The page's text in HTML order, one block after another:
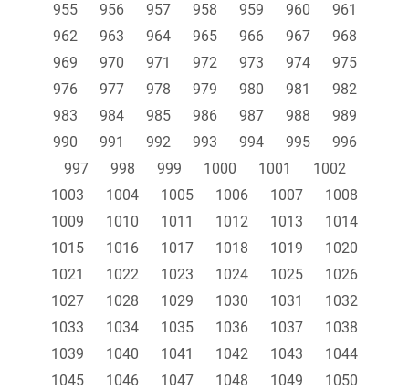
955
956 957 958 959 960
961
962
963 964 965 966 967
968
969
970 971 972 973 974
975
976
977 978 979 980 981
982
983
984 985 986 987 988
989
990
991 992 993 994 995
996
997
998 999 1000 1001
1002
1003
1004 1005 1006 1007
1008
1009
1010 1011 1012 1013
1014
1015
1016 1017 1018 1019
1020
1021
1022 1023 1024 1025
1026
1027
1028 1029 1030 1031
1032
1033
1034 1035 1036 1037
1038
1039
1040 1041 1042 1043
1044
1045
1046 1047 1048 1049
1050